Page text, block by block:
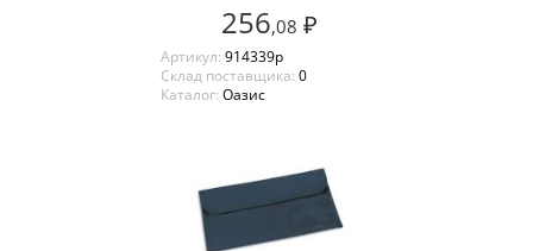
256,08 ₽
Артикул: 914339p
Склад поставщика: 0
Каталог: Оазис